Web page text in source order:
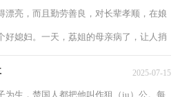
漂亮，而且勤劳善良，对长辈孝顺，在娘
好媳妇。一天，荔姐的母亲病了，让人捎
2025-07-15
为生，楚国人都把他叫作狙（ju）公。每